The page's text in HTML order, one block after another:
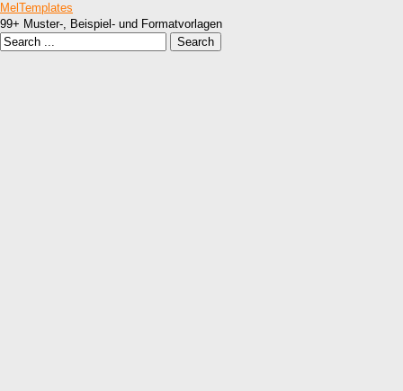
MelTemplates
99+ Muster-, Beispiel- und Formatvorlagen